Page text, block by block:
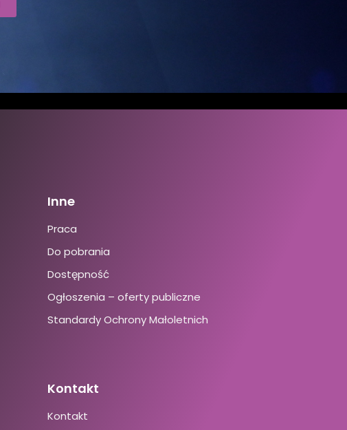
Inne
Praca
Do pobrania
Dostępność
Ogłoszenia – oferty publiczne
Standardy Ochrony Małoletnich
Kontakt
Kontakt